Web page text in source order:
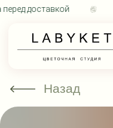
доставкой
Назад